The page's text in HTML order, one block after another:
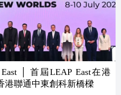
│ 首屆LEAP East在港
港聯通中東創科新橋樑